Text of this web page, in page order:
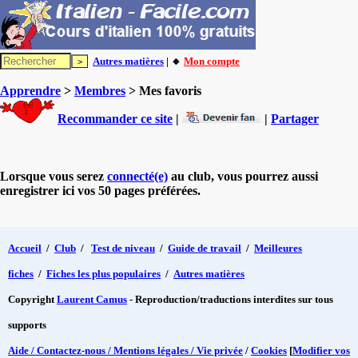
Autres matières | 🔸 Mon compte
Apprendre > Membres > Mes favoris
Recommander ce site | | Partager
Lorsque vous serez connecté(e) au club, vous pourrez aussi
enregistrer ici vos 50 pages préférées.
Accueil / Club / Test de niveau / Guide de travail / Meilleures
fiches / Fiches les plus populaires / Autres matières
CopyrightLaurent Camus - Reproduction/traductions interdites sur tous
supports
Aide / Contactez-nous / Mentions légales / Vie privée / Cookies [Modifier vos